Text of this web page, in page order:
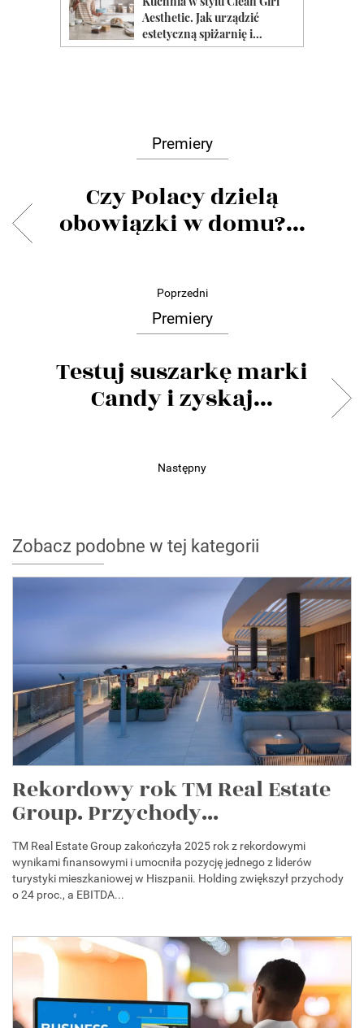
Premiery
Czy Polacy dzielą
obowiązki w domu?...
Poprzedni
Premiery
Testuj suszarkę marki
Candy i zyskaj...
Następny
Zobacz podobne w tej kategorii
Rekordowy rok TM Real Estate
Group. Przychody...
TM Real Estate Group zakończyła 2025 rok z rekordowymi
wynikami finansowymi i umocniła pozycję jednego z liderów
turystyki mieszkaniowej w Hiszpanii. Holding zwiększył przychody
o 24 proc., a EBITDA...